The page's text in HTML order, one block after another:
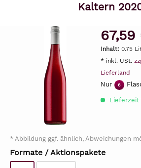
Kaltern
Inhalt: 0.75
* inkl. USt.
Lieferland
Nur 6
Lieferzeit
* Abbildung ggf. ähnlich, Abweichungen
Formate / Aktionspakete